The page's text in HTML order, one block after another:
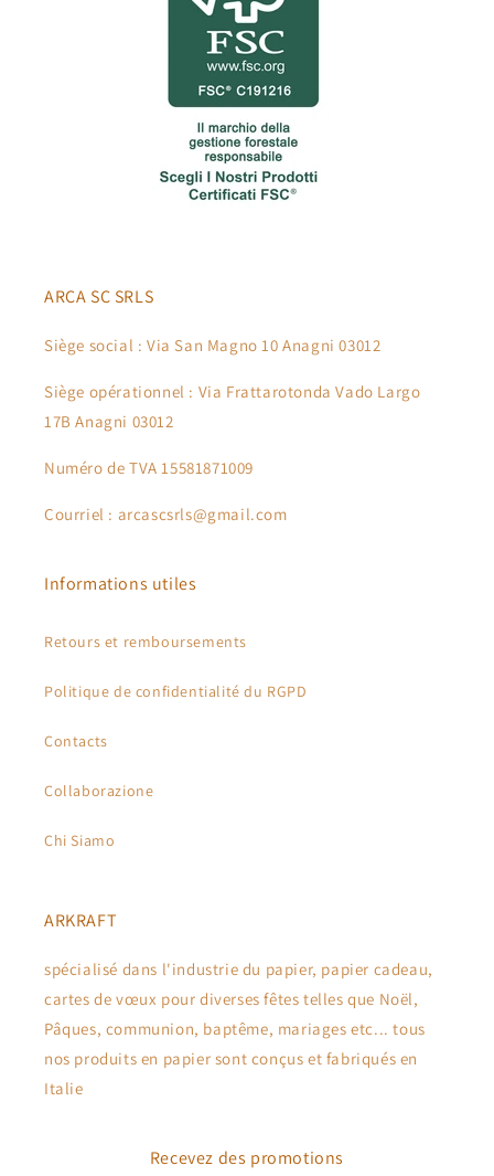
ARCA SC SRLS
Siège social : Via San Magno 10 Anagni 03012
Siège opérationnel : Via Frattarotonda Vado Largo
17B Anagni 03012
Numéro de TVA 15581871009
Courriel : arcascsrls@gmail.com
Informations utiles
Retours et remboursements
Politique de confidentialité du RGPD
Contacts
Collaborazione
Chi Siamo
ARKRAFT
spécialisé dans l'industrie du papier, papier cadeau,
cartes de vœux pour diverses fêtes telles que Noël,
Pâques, communion, baptême, mariages etc... tous
nos produits en papier sont conçus et fabriqués en
Italie
Recevez des promotions